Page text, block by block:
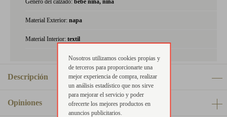
Género del calzado: bebé niña, niña
Material Exterior: napa
Material Interior: textil
Descripción
Opiniones
Nosotros utilizamos cookies propias y
de terceros para proporcionarte una
mejor experiencia de compra, realizar
un análisis estadístico que nos sirve
para mejorar el servicio y poder
ofrecerte los mejores productos en
anuncios publicitarios.